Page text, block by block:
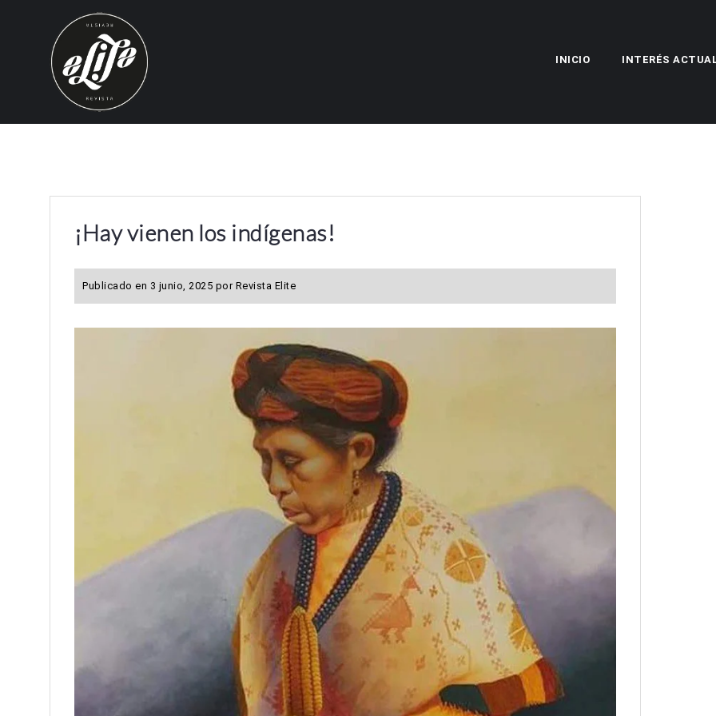
INICIO INTERÉS
¡Hay vienen los indígenas!
Publicado en 3 junio, 2025 por Revista Elite